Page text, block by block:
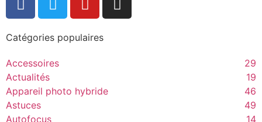
Catégories populaires
Accessoires
29
Actualités
19
Appareil photo hybride
46
Astuces
49
Autofocus
14